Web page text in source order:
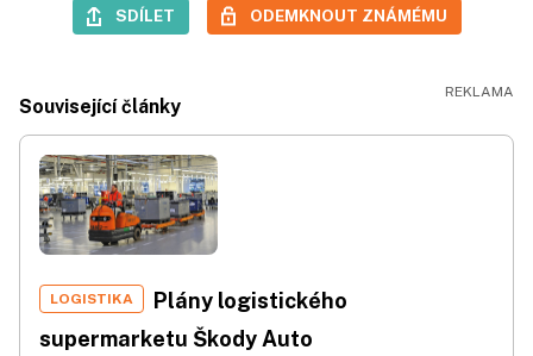
SDÍLET ODEMKNOUT ZNÁMÉMU
Související články
LOGISTIKA
Plány logistického
supermarketu Škody Auto